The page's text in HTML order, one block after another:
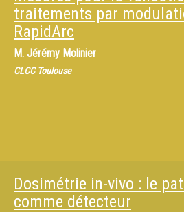
traitements par
RapidArc
M. Jérémy Molinier
CLCC Toulouse
Dosimétrie in-vivo : le
comme détecteur